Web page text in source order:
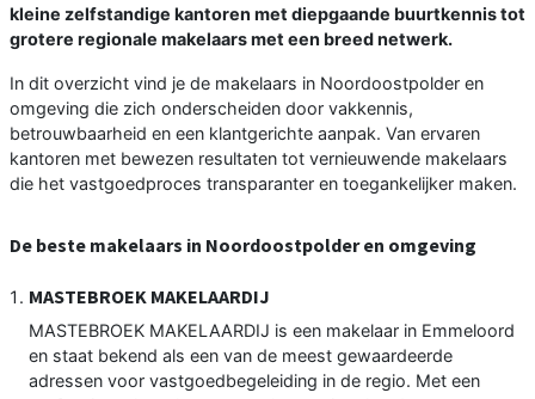
kleine zelfstandige kantoren met diepgaande buurtkennis tot
grotere regionale makelaars met een breed netwerk.
In dit overzicht vind je de makelaars in Noordoostpolder en
omgeving die zich onderscheiden door vakkennis,
betrouwbaarheid en een klantgerichte aanpak. Van ervaren
kantoren met bewezen resultaten tot vernieuwende makelaars
die het vastgoedproces transparanter en toegankelijker maken.
De beste makelaars in Noordoostpolder en omgeving
MASTEBROEK MAKELAARDIJ
MASTEBROEK MAKELAARDIJ is een makelaar in Emmeloord
en staat bekend als een van de meest gewaardeerde
adressen voor vastgoedbegeleiding in de regio. Met een